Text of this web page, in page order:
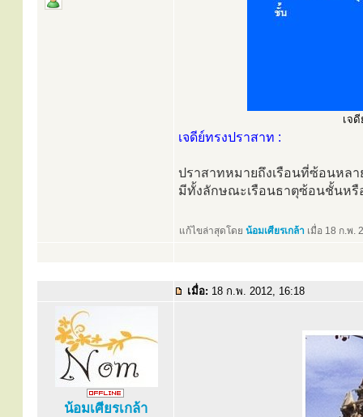
เจ
เจดีย์ทรงปราสาท :
ปราสาทหมายถึงเรือนที่ซ้อนหล
มีทั้งลักษณะเรือนธาตุซ้อนชั้นห
แก้ไขล่าสุดโดย น้อมเศียรเกล้า เมื่อ 18 ก.พ.
เมื่อ: 18 ก.พ. 2012, 16:18
น้อมเศียรเกล้า